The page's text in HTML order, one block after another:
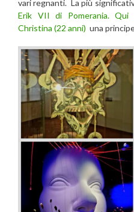
vari regnanti. La più
Erik VII di Pomerania. Qui
Christina (22 anni) una